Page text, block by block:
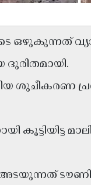
ഒഴുകുന്നത്
ശുചീകരണ
കൂട്ടിയിട്ട